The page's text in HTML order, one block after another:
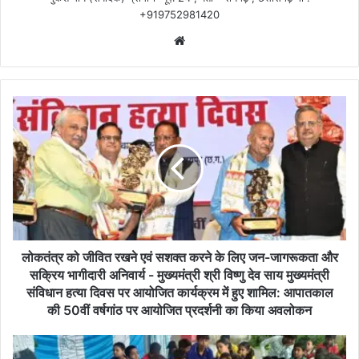
+919752981420
लोकतंत्र
को
जीवित
रखने
एवं
सशक्त
करने
के
लिए
जन-
जागरूकता
और
अनिवार्य
-
लोकतंत्र को जीवित रखने एवं सशक्त करने के लिए जन-जागरूकता और
सक्रिय भागीदारी अनिवार्य - मुख्यमंत्री श्री विष्णु देव साय मुख्यमंत्री
संविधान हत्या दिवस पर आयोजित कार्यक्रम में हुए शामिल: आपातकाल
की 50वीं वर्षगांठ पर आयोजित प्रदर्शनी का किया अवलोकन
डी